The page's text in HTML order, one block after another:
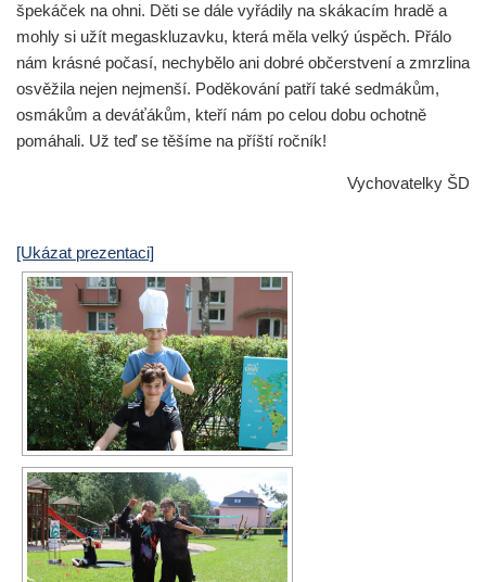
špekáček na ohni. Děti se dále vyřádily na skákacím hradě a
mohly si užít megaskluzavku, která měla velký úspěch. Přálo
nám krásné počasí, nechybělo ani dobré občerstvení a zmrzlina
osvěžila nejen nejmenší. Poděkování patří také sedmákům,
osmákům a deváťákům, kteří nám po celou dobu ochotně
pomáhali. Už teď se těšíme na příští ročník!
Vychovatelky ŠD
[Ukázat prezentaci]